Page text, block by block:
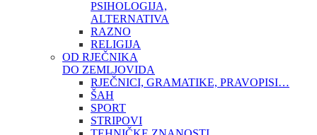
PSIHOLOGIJA,
ALTERNATIVA
RAZNO
RELIGIJA
OD RJEČNIKA
DO ZEMLJOVIDA
RJEČNICI, GRAMATIKE, PRAVOPISI…
ŠAH
SPORT
STRIPOVI